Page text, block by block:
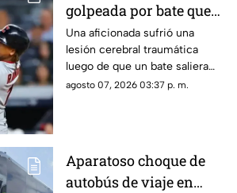
golpeada por bate que
salió volando en
partido de los Yankees;
los demandó por 10
millones de dólares
Una aficionada sufrió una
lesión cerebral traumática
luego de que un bate saliera
disparado hacia las gradas en
agosto 07, 2026 03:37 p. m.
Aparatoso choque de
autobús de viaje en